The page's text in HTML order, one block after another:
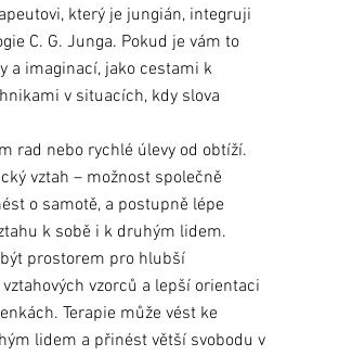
který je jungián, integruji
C. G. Junga. Pokud je vám to
a imaginací, jako cestami k
v situacích, kdy slova
rad nebo rychlé úlevy od obtíží.
vztah – možnost společně
o samotě, a postupně lépe
k sobě i k druhým lidem.
prostorem pro hlubší
vzorců a lepší orientaci
Terapie může vést ke
lidem a přinést větší svobodu v